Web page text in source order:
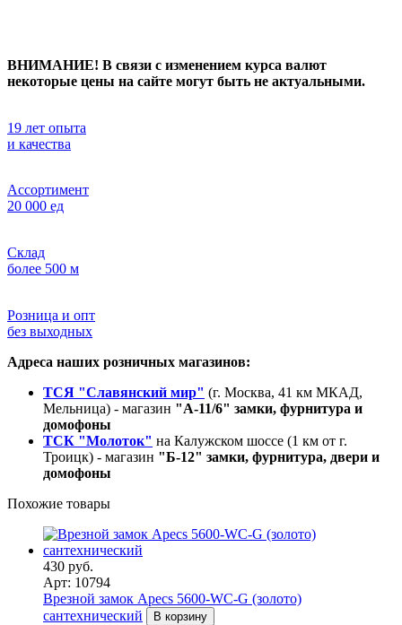
ВНИМАНИЕ! В связи с изменением курса валют
некоторые цены на сайте могут быть не актуальными.
19 лет опыта
и качества
Ассортимент
20 000 ед
Склад
более 500 м
Розница и опт
без выходных
Адреса наших розничных магазинов:
ТСЯ "Славянский мир" (г. Москва, 41 км МКАД,
Мельница) - магазин "А-11/6" замки, фурнитура и
домофоны
ТСК "Молоток" на Калужском шоссе (1 км от г.
Троицк) - магазин "Б-12" замки, фурнитура, двери и
домофоны
Похожие товары
430 руб.
Арт: 10794
Врезной замок Apecs 5600-WC-G (золото)
сантехнический
В корзину